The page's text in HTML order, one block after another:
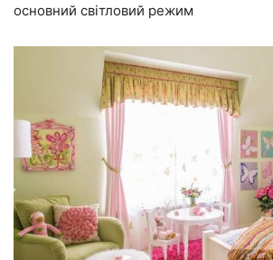
основний світловий режим